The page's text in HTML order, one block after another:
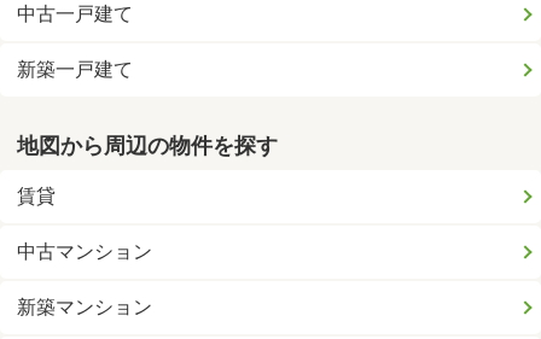
中古一戸建て
新築一戸建て
地図から周辺の物件を探す
賃貸
中古マンション
新築マンション